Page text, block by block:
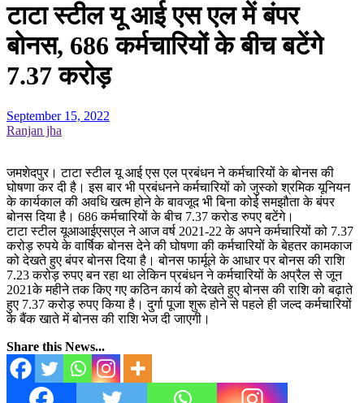
टाटा स्टील यू आई एस एल में बंपर
बोनस, 686 कर्मचारियों के बीच बटेंगे
7.37 करोड़
September 15, 2022
Ranjan jha
जमशेदपुर। टाटा स्टील यू आई एस एल प्रबंधन ने कर्मचारियों के बोनस की
घोषणा कर दी है। इस बार भी प्रबंधनने कर्मचारियों को जुस्को श्रमिक यूनियन
के कार्यकाल की अवधि खत्म होने के बावजूद भी बिना कोई समझौता के बंपर
बोनस दिया है। 686 कर्मचारियों के बीच 7.37 करोड रुपए बटेंगे।
टाटा स्टील यूआआईएसएल ने आज वर्ष 2021-22 के अपने कर्मचारियों को 7.37
करोड़ रुपये के वार्षिक बोनस देने की घोषणा की कर्मचारियों के बेहतर कामकाज
को देखते हुए बंपर बोनस दिया है। बोनस फार्मूले के आधार पर बोनस की राशि
7.23 करोड़ रुपए बन रहा था लेकिन प्रबंधन ने कर्मचारियों के अप्रैल से जून
2021के महीने तक किए गए कठिन कार्य को देखते हुए बोनस की राशि को बढ़ाते
हुए 7.37 करोड़ रुपए किया है। दुर्गा पूजा शुरू होने से पहले ही जल्द कर्मचारियों
के बैंक खाते में बोनस की राशि भेज दी जाएगी।
Share this News...